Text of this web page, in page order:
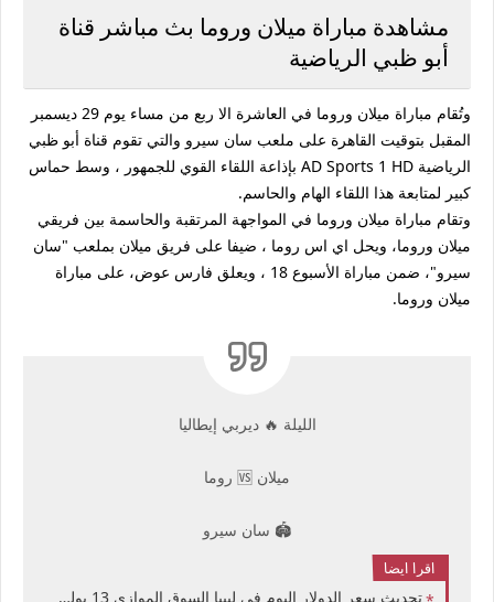
مشاهدة مباراة ميلان وروما بث مباشر قناة
أبو ظبي الرياضية
وتُقام مباراة ميلان وروما في العاشرة الا ربع من مساء يوم 29 ديسمبر
المقبل بتوقيت القاهرة على ملعب سان سيرو والتي تقوم قناة أبو ظبي
الرياضية AD Sports 1 HD بإذاعة اللقاء القوي للجمهور ، وسط حماس
كبير لمتابعة هذا اللقاء الهام والحاسم.
وتقام مباراة ميلان وروما في المواجهة المرتقبة والحاسمة بين فريقي
ميلان وروما، ويحل اي اس روما ، ضيفا على فريق ميلان بملعب "سان
سيرو"، ضمن مباراة الأسبوع 18 ، ويعلق فارس عوض، على مباراة
ميلان وروما.
الليلة 🔥 ديربي إيطاليا
ميلان 🆚 روما
🏟 سان سيرو
اقرا ايضا
تحديث سعر الدولار اليوم في ليبيا السوق الموازي 13 يوليو 2026 سوق المشير الآن